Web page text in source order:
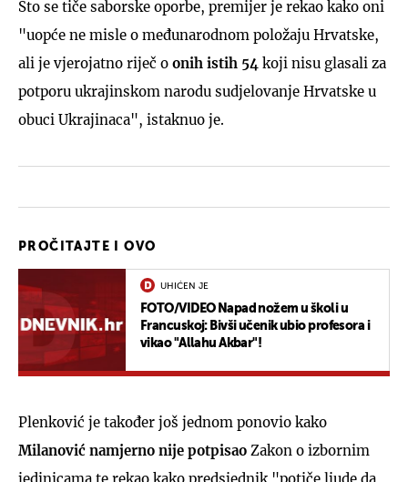
Što se tiče saborske oporbe, premijer je rekao kako oni
"uopće ne misle o međunarodnom položaju Hrvatske,
ali je vjerojatno riječ o onih istih 54 koji nisu glasali za
potporu ukrajinskom narodu sudjelovanje Hrvatske u
obuci Ukrajinaca", istaknuo je.
PROČITAJTE I OVO
UHIĆEN JE
FOTO/VIDEO Napad nožem u školi u
Francuskoj: Bivši učenik ubio profesora i
vikao "Allahu Akbar"!
Plenković je također još jednom ponovio kako
Milanović namjerno nije potpisao Zakon o izbornim